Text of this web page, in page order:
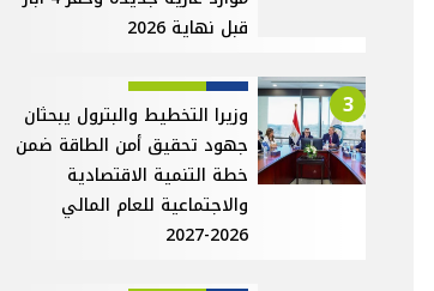
قبل نهاية 2026
3
وزيرا التخطيط والبترول يبحثان
جهود تحقيق أمن الطاقة ضمن
خطة التنمية الاقتصادية
والاجتماعية للعام المالي
2026-2027